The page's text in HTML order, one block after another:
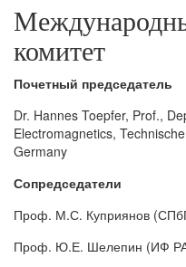
комитет
Почетный председатель
Dr. Hannes Toepfer, Prof.,
Electromagnetics,
Germany
Сопредседатели
Проф. М.С. Куприянов
Проф. Ю.Е. Шелепин (ИФ